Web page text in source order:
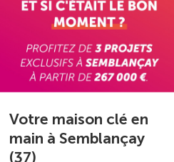
Votre maison clé en
main à Semblançay
(37)